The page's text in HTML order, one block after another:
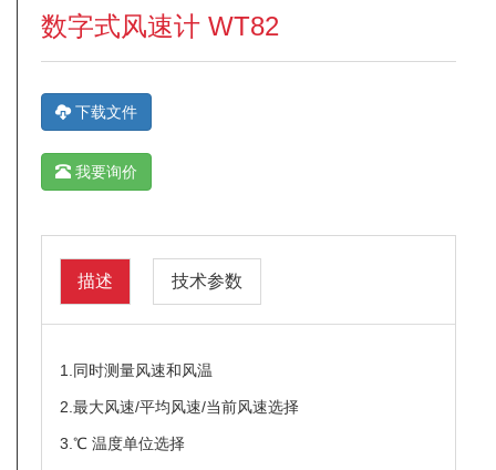
数字式风速计 WT82
下载文件
我要询价
描述 技术参数
1.同时测量风速和风温
2.最大风速/平均风速/当前风速选择
3.℃ 温度单位选择